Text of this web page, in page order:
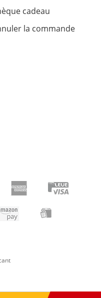
cadeau
la commande